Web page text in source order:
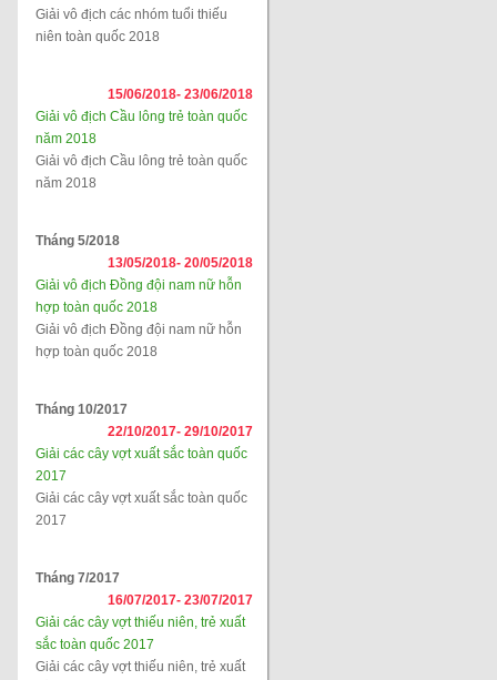
Giải vô địch các nhóm tuổi thiếu
niên toàn quốc 2018
15/06/2018- 23/06/2018
Giải vô địch Cầu lông trẻ toàn quốc
năm 2018
Giải vô địch Cầu lông trẻ toàn quốc
năm 2018
Tháng 5/2018
13/05/2018- 20/05/2018
Giải vô địch Đồng đội nam nữ hỗn
hợp toàn quốc 2018
Giải vô địch Đồng đội nam nữ hỗn
hợp toàn quốc 2018
Tháng 10/2017
22/10/2017- 29/10/2017
Giải các cây vợt xuất sắc toàn quốc
2017
Giải các cây vợt xuất sắc toàn quốc
2017
Tháng 7/2017
16/07/2017- 23/07/2017
Giải các cây vợt thiếu niên, trẻ xuất
sắc toàn quốc 2017
Giải các cây vợt thiếu niên, trẻ xuất